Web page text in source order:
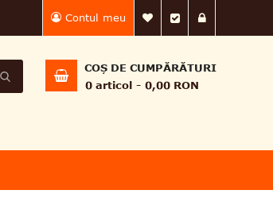
Contul meu Lista Mea de
Finalizează
COȘ DE CUMPĂRĂTURI
0 articol 0,00 RON